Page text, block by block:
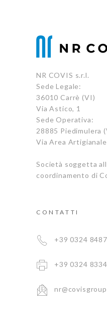
NR COVIS s.r.l.
Sede Legale:
36010 Carrè (VI)
Via Astico, 1
Sede Operativa:
28885 Piedimulera
Via Area
Società soggetta
coordinamento di
CONTATTI
+39 0324
+39 0324